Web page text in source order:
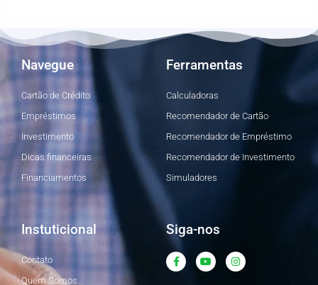
Navegue
Cartão de Crédito
Empréstimos
Investimento
Dicas financeiras
Financiamentos
Ferramentas
Calculadoras
Recomendador de Cartão
Recomendador de Empréstimo
Recomendador de Investimento
Simuladores
Instuticional
Contato
Quem Somos
Siga-nos
F
a
c
Y
o
u
I
n
s